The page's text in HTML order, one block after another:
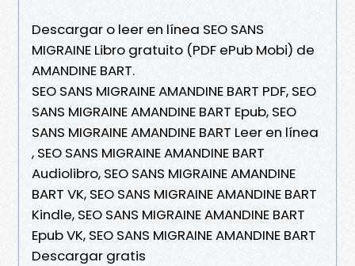
Descargar o leer en línea SEO SANS
MIGRAINE Libro gratuito (PDF ePub Mobi) de
AMANDINE BART.
SEO SANS MIGRAINE AMANDINE BART PDF, SEO
SANS MIGRAINE AMANDINE BART Epub, SEO
SANS MIGRAINE AMANDINE BART Leer en línea
, SEO SANS MIGRAINE AMANDINE BART
Audiolibro, SEO SANS MIGRAINE AMANDINE
BART VK, SEO SANS MIGRAINE AMANDINE BART
Kindle, SEO SANS MIGRAINE AMANDINE BART
Epub VK, SEO SANS MIGRAINE AMANDINE BART
Descargar gratis